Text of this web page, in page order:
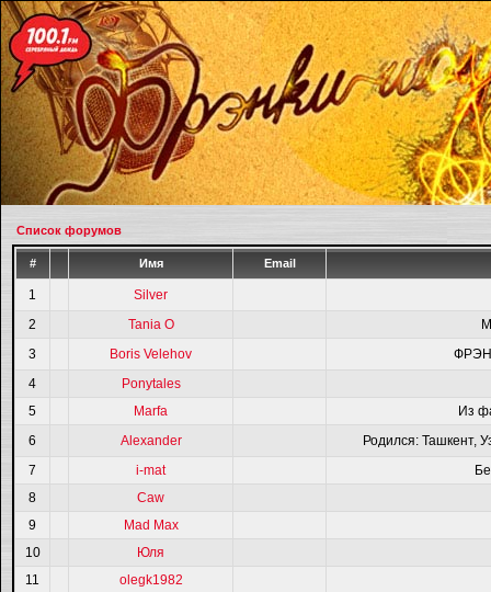
Список форумов
# Имя Email
1
Silver
2
Tania O
3
Boris Velehov
4
Ponytales
5
Marfa
Из
6
Alexander
Родился: Ташкент,
7
i-mat
8
Caw
9
Mad Max
10
Юля
11
olegk1982